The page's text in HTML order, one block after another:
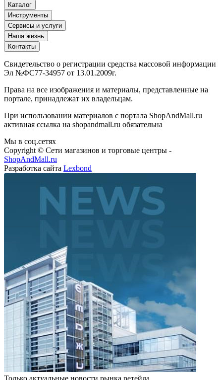
Каталог
Инструменты
Сервисы и услуги
Наша жизнь
Контакты
Свидетельство о регистрации средства массовой информации
Эл №ФС77-34957 от 13.01.2009г.
Права на все изображения и материалы, представленные на
портале, принадлежат их владельцам.
При использовании материалов с портала ShopAndMall.ru
активная ссылка на shopandmall.ru обязательна
Мы в соц.сетях
Copyright © Сети магазинов и торговые центры -
ShopAndMall.ru
Разработка сайта Lexbond
Только актуальные новости рынка ретейла